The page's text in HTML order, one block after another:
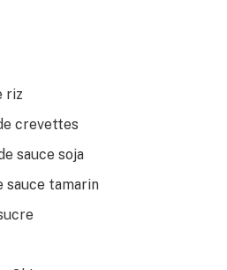
riz
crevettes
sauce soja
sauce tamarin